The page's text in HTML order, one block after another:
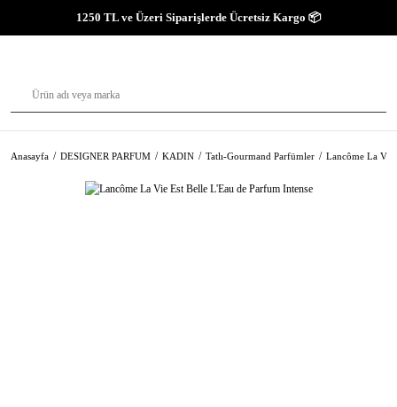
1250 TL ve Üzeri Siparişlerde Ücretsiz Kargo 📦
Anasayfa DESIGNER PARFUM KADIN Tatlı-Gourmand Parfümler Lancôme La Vie